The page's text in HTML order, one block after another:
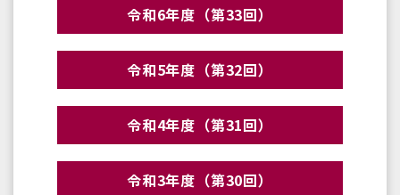
令和6年度（第33回）
令和5年度（第32回）
令和4年度（第31回）
令和3年度（第30回）